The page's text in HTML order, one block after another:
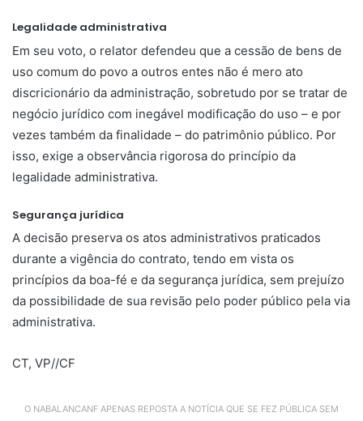
Legalidade administrativa
Em seu voto, o relator defendeu que a cessão de bens de
uso comum do povo a outros entes não é mero ato
discricionário da administração, sobretudo por se tratar de
negócio jurídico com inegável modificação do uso – e por
vezes também da finalidade – do patrimônio público. Por
isso, exige a observância rigorosa do princípio da
legalidade administrativa.
Segurança jurídica
A decisão preserva os atos administrativos praticados
durante a vigência do contrato, tendo em vista os
princípios da boa-fé e da segurança jurídica, sem prejuízo
da possibilidade de sua revisão pelo poder público pela via
administrativa.
CT, VP//CF
O NABALANCANF APENAS REPOSTA A NOTÍCIA QUE SE FEZ PÚBLICA SEM